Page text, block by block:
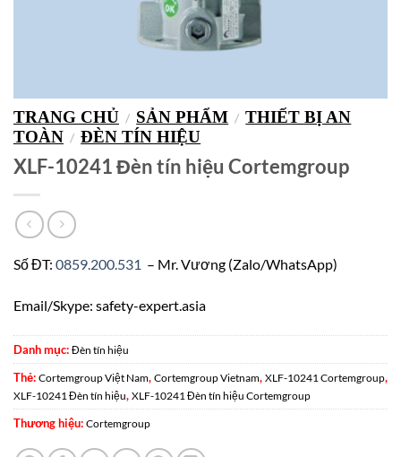
TRANG CHỦ / SẢN PHẨM / THIẾT BỊ AN
TOÀN / ĐÈN TÍN HIỆU
XLF-10241 Đèn tín hiệu Cortemgroup
Số ĐT: 0859.200.531 – Mr. Vương (Zalo/WhatsApp)
Email/Skype: safety-expert.asia
Danh mục: Đèn tín hiệu
Thẻ: Cortemgroup Việt Nam, Cortemgroup Vietnam, XLF-10241 Cortemgroup,
XLF-10241 Đèn tín hiệu, XLF-10241 Đèn tín hiệu Cortemgroup
Thương hiệu: Cortemgroup